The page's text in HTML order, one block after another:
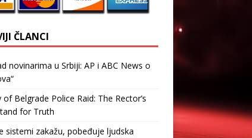
ČLANCI
novinarima u Srbiji: AP i ABC News o
of Belgrade Police Raid: The Rector’s
for Truth
sistemi zakažu, pobeđuje ljudska